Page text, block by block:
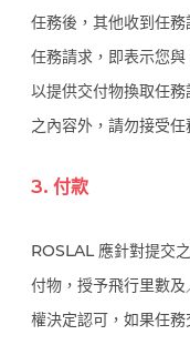
任務後，其他收到任
任務請求，即表示您
以提供交付物換取任
之內容外，請勿接受任
3. 付款
ROSLAL 應針對提交
付物，授予飛行里數
權決定認可，如果任